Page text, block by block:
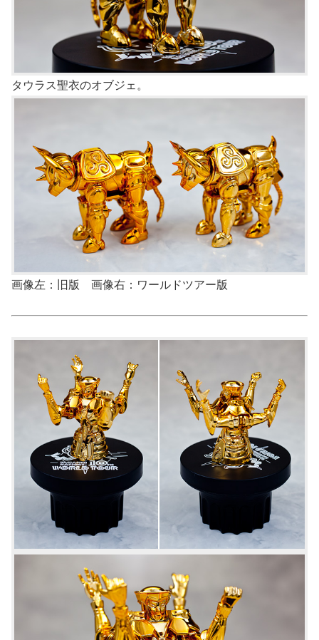
タウラス聖衣のオブジェ。
画像左：旧版 画像右：ワールドツアー版